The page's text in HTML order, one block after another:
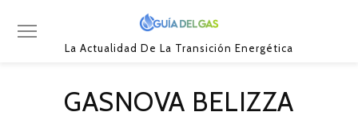
La Actualidad De La Transición Energética
GASNOVA BELIZZA